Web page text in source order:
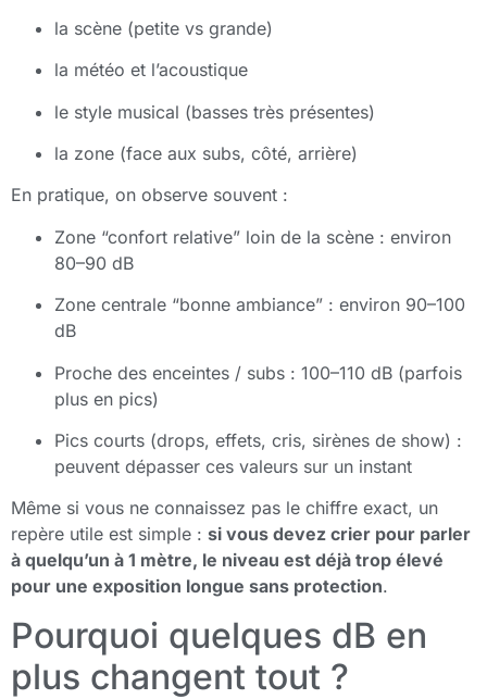
la scène (petite vs grande)
la météo et l’acoustique
le style musical (basses très présentes)
la zone (face aux subs, côté, arrière)
En pratique, on observe souvent :
Zone “confort relative” loin de la scène : environ
80–90 dB
Zone centrale “bonne ambiance” : environ 90–100
dB
Proche des enceintes / subs : 100–110 dB (parfois
plus en pics)
Pics courts (drops, effets, cris, sirènes de show) :
peuvent dépasser ces valeurs sur un instant
Même si vous ne connaissez pas le chiffre exact, un
repère utile est simple : si vous devez crier pour parler
à quelqu’un à 1 mètre, le niveau est déjà trop élevé
pour une exposition longue sans protection.
Pourquoi quelques dB en
plus changent tout ?